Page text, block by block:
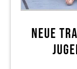
NEUE